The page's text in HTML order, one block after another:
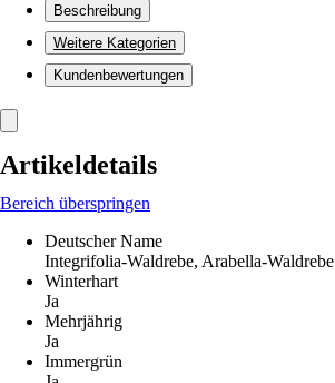
Beschreibung
Weitere Kategorien
Kundenbewertungen
Artikeldetails
Bereich überspringen
Deutscher Name
Integrifolia-Waldrebe, Arabella-Waldrebe
Winterhart
Ja
Mehrjährig
Ja
Immergrün